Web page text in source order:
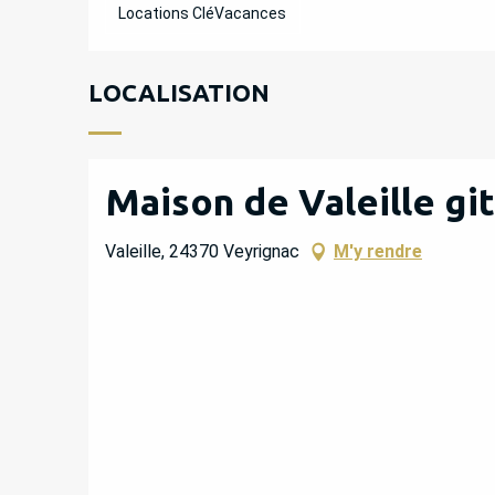
Locations CléVacances
LOCALISATION
Maison de Valeille
Valeille, 24370 Veyrignac M'y rendre